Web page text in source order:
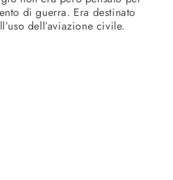
di guerra. Era destinato
dell’aviazione civile.